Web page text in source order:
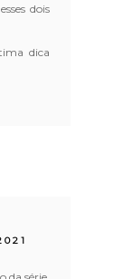
dois
dica